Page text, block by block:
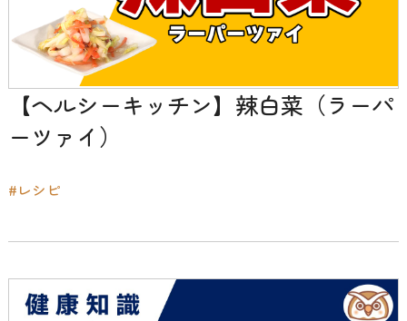
【ヘルシーキッチン】辣白菜（ラーパ
ーツァイ）
#レシピ